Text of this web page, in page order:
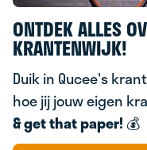
ONTDEK ALLES
KRANTENWIJK!
Duik in Qucee's
hoe jij jouw eigen
& get that paper! 💰